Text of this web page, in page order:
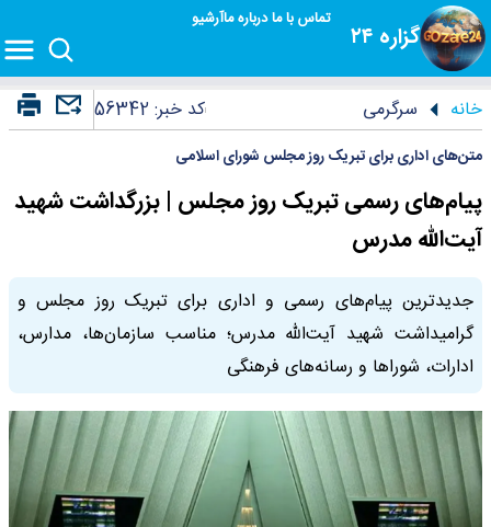
گزاره ۲۴
تماس با مادرباره ماآرشیو
خانه سرگرمی کد خبر:56342
متن‌های اداری برای تبریک روز مجلس شورای اسلامی
پیام‌های رسمی تبریک روز مجلس | بزرگداشت شهید
آیت‌الله مدرس
جدیدترین پیام‌های رسمی و اداری برای تبریک روز مجلس و
گرامیداشت شهید آیت‌الله مدرس؛ مناسب سازمان‌ها، مدارس،
ادارات، شوراها و رسانه‌های فرهنگی